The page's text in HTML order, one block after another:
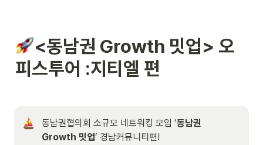
<동남권 Growth 밋업> 오
피스투어 :지티엘 편
동남권협의회 소규모 네트워킹 모임 ‘동남권
Growth 밋업’ 경남커뮤니티편!